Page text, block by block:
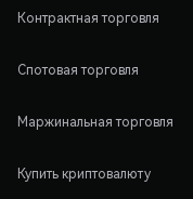
Контрактная торговля
Спотовая торговля
Маржинальная торговля
Купить криптовалюту